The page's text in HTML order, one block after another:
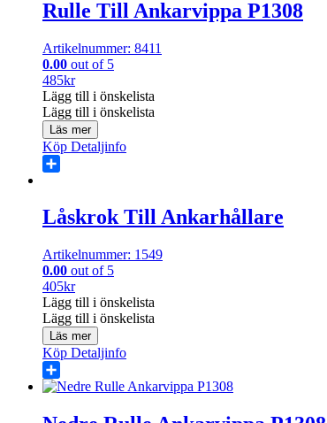
Rulle Till Ankarvippa P1308
Artikelnummer: 8411
0.00 out of 5
485kr
Lägg till i önskelista
Lägg till i önskelista
Läs mer
Köp Detaljinfo
Låskrok Till Ankarhållare
Artikelnummer: 1549
0.00 out of 5
405kr
Lägg till i önskelista
Lägg till i önskelista
Läs mer
Köp Detaljinfo
Share